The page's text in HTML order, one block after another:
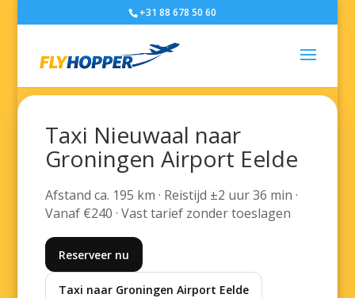
+31 88 678 50 60
Taxi Nieuwaal naar
Groningen Airport Eelde
Afstand ca. 195 km · Reistijd ±2 uur 36 min ·
Vanaf €240 · Vast tarief zonder toeslagen
Reserveer nu
Taxi naar Groningen Airport Eelde